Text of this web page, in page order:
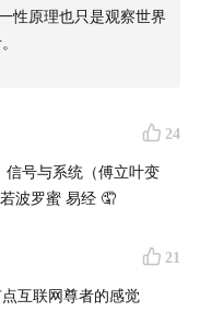
性原理也只是观察世界
24
信号与系统（傅立叶变
波罗蜜 易经 🤦
21
互联网尊者的感觉